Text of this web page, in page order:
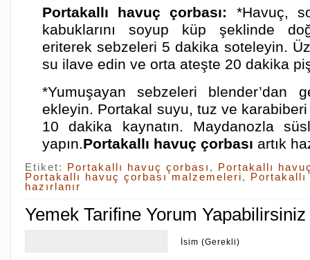
Portakallı havuç çorbası: *Havuç,
kabuklarını soyup küp şeklinde
eriterek sebzeleri 5 dakika soteleyin.
su ilave edin ve orta ateşte 20 dakika
*Yumuşayan sebzeleri blender’dan
ekleyin. Portakal suyu, tuz ve
10 dakika kaynatın. Maydanozla
yapın.Portakallı havuç çorbası artık
Etiket: Portakallı havuç çorbası ,
Portakallı
Portakallı havuç çorbası malzemeleri,
hazırlanır
Yemek Tarifine Yorum Yapabilirsiniz
İsim (Gerekli)